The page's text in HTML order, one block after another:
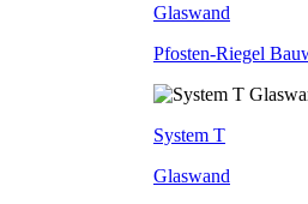
Glaswand
Pfosten-Riegel
System T
Glaswand